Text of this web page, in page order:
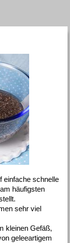
einfache schnelle
häufigsten
sehr viel
kleinen Gefäß,
geleeartigem